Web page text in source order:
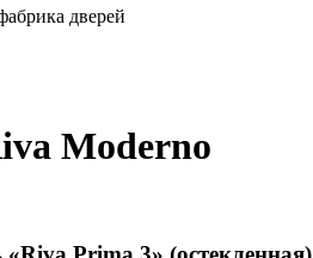
дверей
Moderno